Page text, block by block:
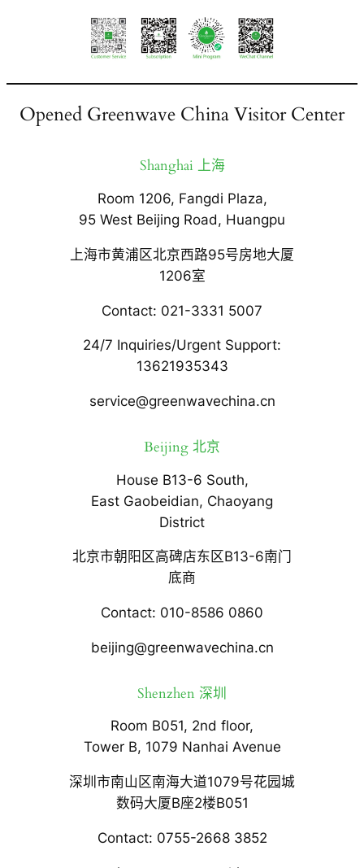
Opened Greenwave China Visitor Center
Shanghai 上海
Room 1206, Fangdi Plaza,
95 West Beijing Road, Huangpu
上海市黄浦区北京西路95号房地大厦
1206室
Contact: 021-3331 5007
24/7 Inquiries/Urgent Support:
13621935343
service@greenwavechina.cn
Beijing 北京
House B13-6 South,
East Gaobeidian, Chaoyang
District
北京市朝阳区高碑店东区B13-6南门
底商
Contact: 010-8586 0860
beijing@greenwavechina.cn
Shenzhen 深圳
Room B051, 2nd floor,
Tower B, 1079 Nanhai Avenue
深圳市南山区南海大道1079号花园城
数码大厦B座2楼B051
Contact: 0755-2668 3852